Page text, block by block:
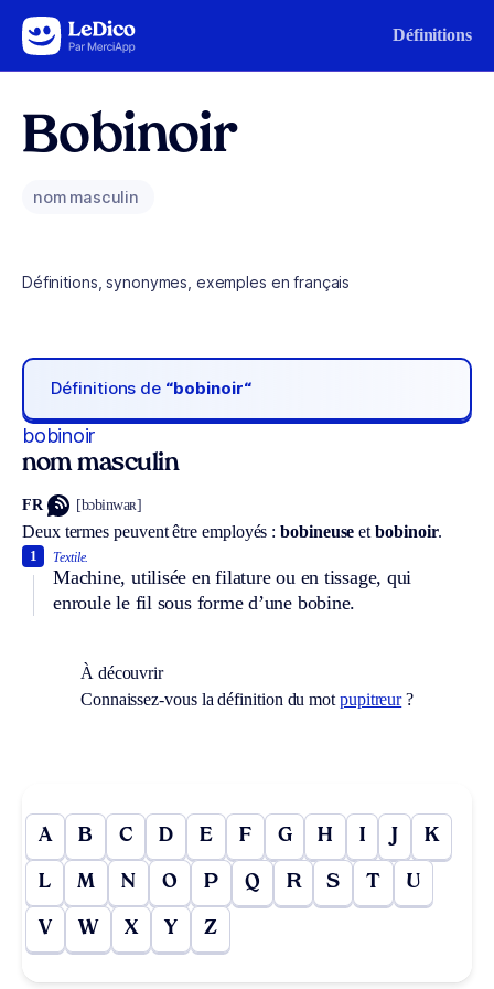
Aller au contenu Définitions
Bobinoir
nom masculin
Définitions, synonymes, exemples en français
Définitions de “bobinoir“
bobinoir
nom masculin
FR [bɔbinwaʀ]
Deux termes peuvent être employés :bobineuse etbobinoir.
Textile.
Machine, utilisée en filature ou en tissage, qui
enroule le fil sous forme d’une bobine.
1
À découvrir
Connaissez-vous la définition du mot pupitreur?
A B C D E F G H I J K
L M N O P Q R S T U
V W X Y Z